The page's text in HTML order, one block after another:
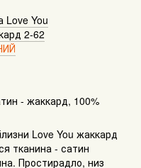
Love You
2-62
- жаккард, 100%
Love You жаккард
тканина - сатин
Простирадло, низ